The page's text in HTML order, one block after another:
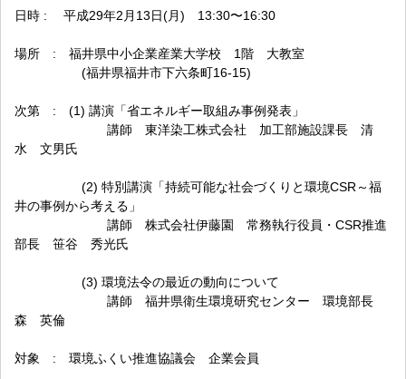
日時 : 平成29年2月13日(月) 13:30〜16:30
場所 : 福井県中小企業産業大学校 1階 大教室
(福井県福井市下六条町16-15)
次第 : (1) 講演「省エネルギー取組み事例発表」
講師 東洋染工株式会社 加工部施設課長 清
水 文男氏
(2) 特別講演「持続可能な社会づくりと環境CSR～福
井の事例から考える」
講師 株式会社伊藤園 常務執行役員・CSR推進
部長 笹谷 秀光氏
(3) 環境法令の最近の動向について
講師 福井県衛生環境研究センター 環境部長
森 英倫
対象 : 環境ふくい推進協議会 企業会員